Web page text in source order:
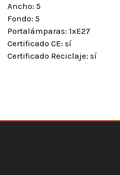
Ancho: 5
Fondo: 5
Portalámparas: 1xE27
Certificado CE: sí
Certificado Reciclaje: sí